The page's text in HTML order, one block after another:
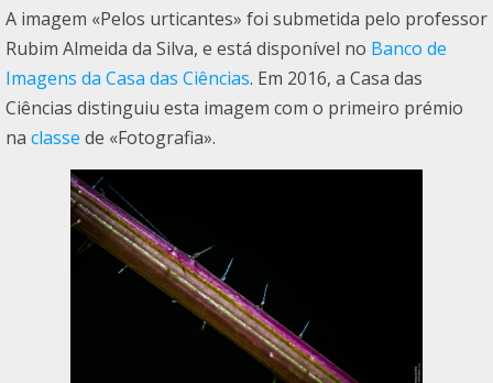
A imagem «Pelos urticantes» foi submetida pelo professor
Rubim Almeida da Silva, e está disponível no Banco de
Imagens da Casa das Ciências. Em 2016, a Casa das
Ciências distinguiu esta imagem com o primeiro prémio
na classe de «Fotografia».